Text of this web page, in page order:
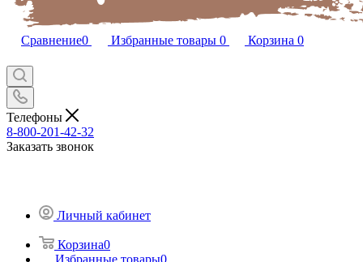
Сравнение0 Избранные товары 0 Корзина 0
Телефоны
8-800-201-42-32
Заказать звонок
Личный кабинет
Корзина0
Избранные товары0